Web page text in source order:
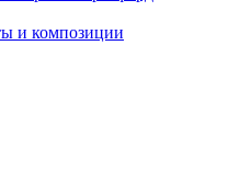
и композиции